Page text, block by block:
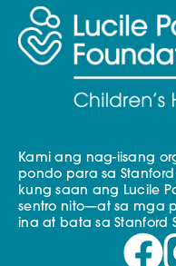
Kami ang nag-iisang
pondo para sa
kung saan ang Lucile
sentro nito—at sa mga
ina at bata sa Stanford